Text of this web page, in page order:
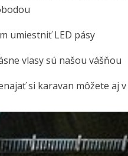
umiestniť LED pásy
vlasy sú našou vášňou
si karavan môžete aj